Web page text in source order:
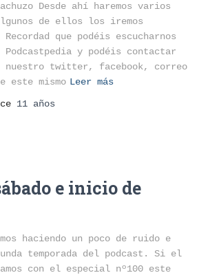
Desde ahí haremos varios
de ellos los iremos
que podéis escucharnos
y podéis contactar
nuestro twitter, facebook, correo
este mismo Leer más
11 años
e inicio de
haciendo un poco de ruido e
temporada del podcast. Si el
con el especial nº100 este